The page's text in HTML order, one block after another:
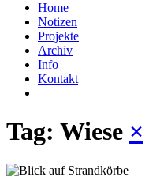
Home
Notizen
Projekte
Archiv
Info
Kontakt
Tag: Wiese ×